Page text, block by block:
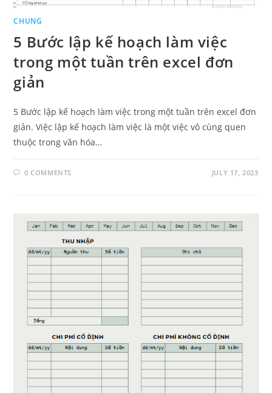
CHUNG
5 Bước lập kế hoạch làm việc
trong một tuần trên excel đơn
giản
5 Bước lập kế hoạch làm việc trong một tuần trên excel đơn
giản. Việc lập kế hoạch làm việc là một việc vô cùng quen
thuộc trong văn hóa…
0 COMMENTS JULY 17, 2023